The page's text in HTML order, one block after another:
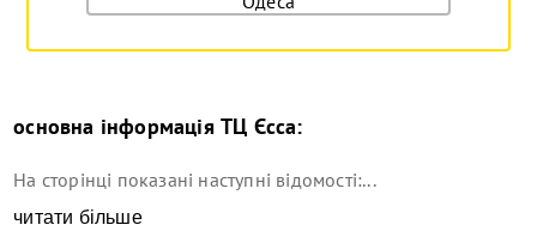
основна інформаціяТЦ Єсса:
На сторінці показані наступні відомості:...
читати більше